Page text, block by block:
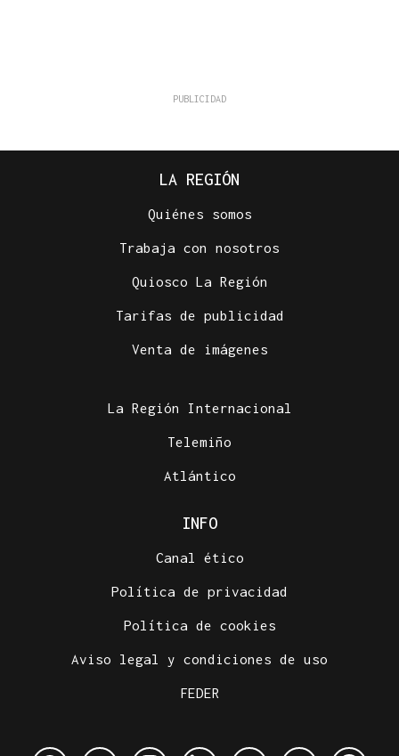
LA REGIÓN
Quiénes somos
Trabaja con nosotros
Quiosco La Región
Tarifas de publicidad
Venta de imágenes
La Región Internacional
Telemiño
Atlántico
INFO
Canal ético
Política de privacidad
Política de cookies
Aviso legal y condiciones de uso
FEDER